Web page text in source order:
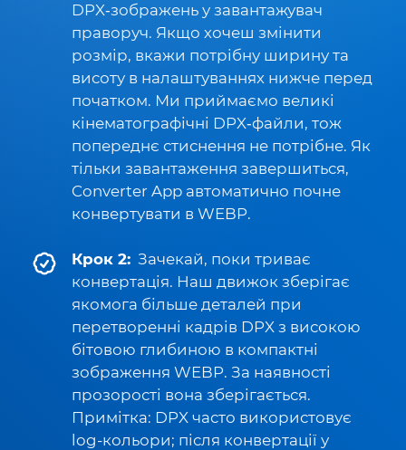
DPX‑зображень у завантажувач
праворуч. Якщо хочеш змінити
розмір, вкажи потрібну ширину та
висоту в налаштуваннях нижче перед
початком. Ми приймаємо великі
кінематографічні DPX‑файли, тож
попереднє стиснення не потрібне. Як
тільки завантаження завершиться,
Converter App автоматично почне
конвертувати в WEBP.
Крок 2: Зачекай, поки триває
конвертація. Наш движок зберігає
якомога більше деталей при
перетворенні кадрів DPX з високою
бітовою глибиною в компактні
зображення WEBP. За наявності
прозорості вона зберігається.
Примітка: DPX часто використовує
log-кольори; після конвертації у